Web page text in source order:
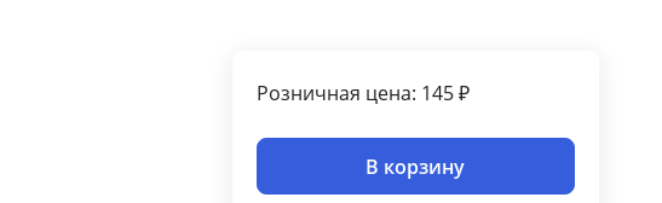
Розничная цена: 145 ₽
В корзину